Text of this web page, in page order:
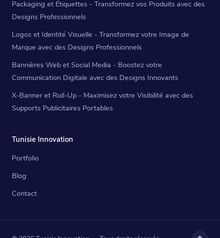
Packaging et Étiquettes - Transformez vos Produits avec des
Designs Professionnels
Logos et Identité Visuelle - Transformez votre Image de
Marque avec des Designs Professionnels
Bannières Web et Social Media - Boostez votre
Communication Digitale avec des Designs Innovants
X-Banner et Roll-Up - Maximisez votre Visibilité avec des
Supports Publicitaires Portables
Tunisie Innovation
Portfolio
Blog
Contact